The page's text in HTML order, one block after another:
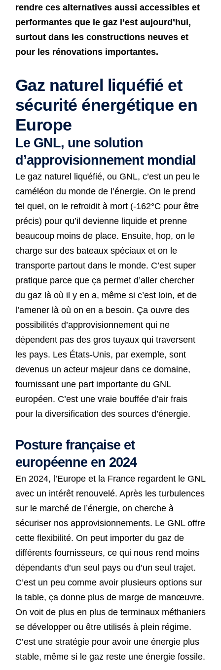
rendre ces alternatives aussi accessibles et
performantes que le gaz l’est aujourd’hui,
surtout dans les constructions neuves et
pour les rénovations importantes.
Gaz naturel liquéfié et
sécurité énergétique en
Europe
Le GNL, une solution
d’approvisionnement mondial
Le gaz naturel liquéfié, ou GNL, c’est un peu le
caméléon du monde de l’énergie. On le prend
tel quel, on le refroidit à mort (-162°C pour être
précis) pour qu’il devienne liquide et prenne
beaucoup moins de place. Ensuite, hop, on le
charge sur des bateaux spéciaux et on le
transporte partout dans le monde. C’est super
pratique parce que ça permet d’aller chercher
du gaz là où il y en a, même si c’est loin, et de
l’amener là où on en a besoin. Ça ouvre des
possibilités d’approvisionnement qui ne
dépendent pas des gros tuyaux qui traversent
les pays. Les États-Unis, par exemple, sont
devenus un acteur majeur dans ce domaine,
fournissant une part importante du GNL
européen. C’est une vraie bouffée d’air frais
pour la diversification des sources d’énergie.
Posture française et
européenne en 2024
En 2024, l’Europe et la France regardent le GNL
avec un intérêt renouvelé. Après les turbulences
sur le marché de l’énergie, on cherche à
sécuriser nos approvisionnements. Le GNL offre
cette flexibilité. On peut importer du gaz de
différents fournisseurs, ce qui nous rend moins
dépendants d’un seul pays ou d’un seul trajet.
C’est un peu comme avoir plusieurs options sur
la table, ça donne plus de marge de manœuvre.
On voit de plus en plus de terminaux méthaniers
se développer ou être utilisés à plein régime.
C’est une stratégie pour avoir une énergie plus
stable, même si le gaz reste une énergie fossile.